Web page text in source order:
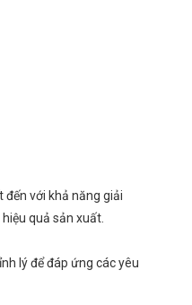
với khả năng giải
quả sản xuất.
lý để đáp ứng các yêu